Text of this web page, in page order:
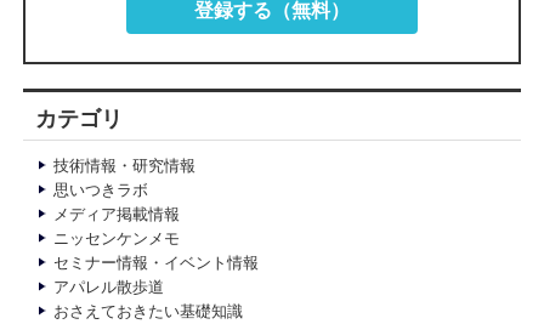
登録する（無料）
カテゴリ
技術情報・研究情報
思いつきラボ
メディア掲載情報
ニッセンケンメモ
セミナー情報・イベント情報
アパレル散歩道
おさえておきたい基礎知識